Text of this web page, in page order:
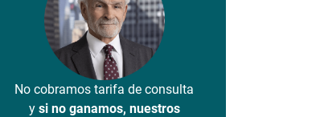
No cobramos tarifa de consulta
y si no ganamos, nuestros